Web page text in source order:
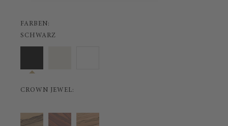
FARBEN:
SCHWARZ
CROWN JEWEL: